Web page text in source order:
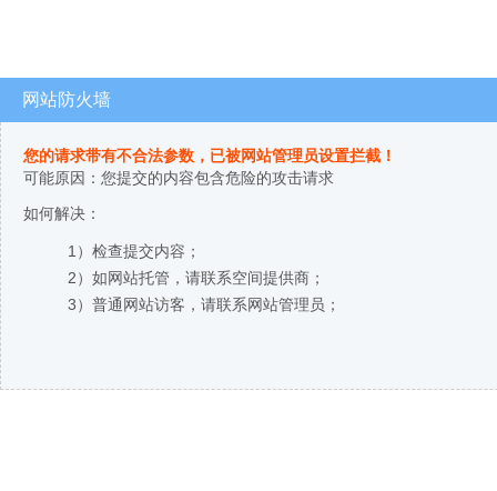
网站防火墙
您的请求带有不合法参数，已被网站管理员设置拦截！
可能原因：您提交的内容包含危险的攻击请求
如何解决：
1）检查提交内容；
2）如网站托管，请联系空间提供商；
3）普通网站访客，请联系网站管理员；